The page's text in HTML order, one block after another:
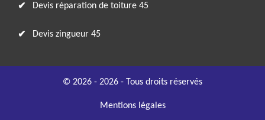
Devis réparation de toiture 45
Devis zingueur 45
© 2026 - 2026 - Tous droits réservés
Mentions légales